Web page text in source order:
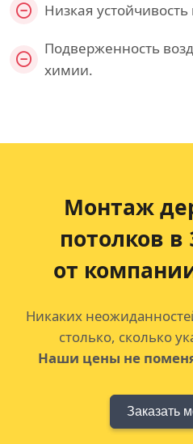
Низкая устойчивость
Подверженность
химии.
Монтаж
потолков в
от
Никаких
столько, сколько
Наши цены не
Заказать